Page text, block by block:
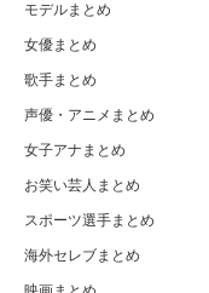
モデルまとめ
女優まとめ
歌手まとめ
声優・アニメまとめ
女子アナまとめ
お笑い芸人まとめ
スポーツ選手まとめ
海外セレブまとめ